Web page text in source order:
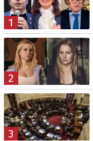
1
2
3